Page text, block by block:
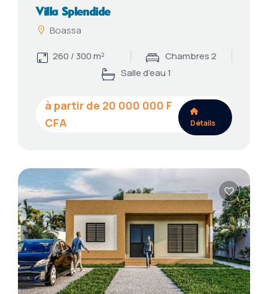
Villa Splendide
Boassa
260 / 300 m²
Chambres 2
Salle d’eau 1
20 000 000
Détails